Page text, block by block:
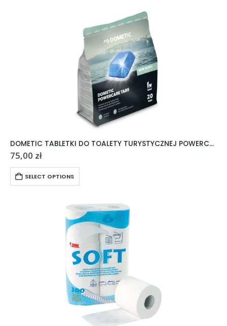
DOMETIC TABLETKI DO TOALETY TURYSTYCZNEJ POWERCARE TABS 20 SZTUK
75,00 zł
SELECT OPTIONS